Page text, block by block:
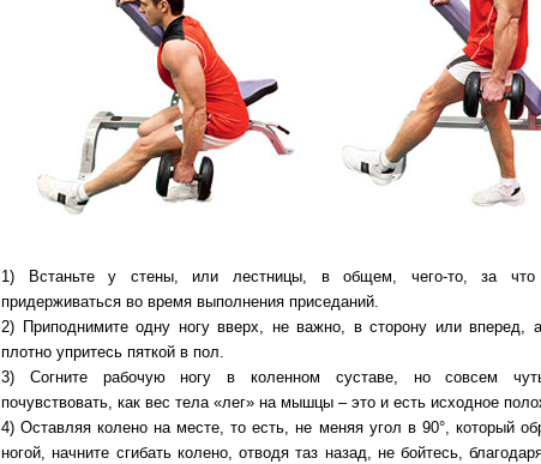
1) Встаньте у стены, или лестницы, в общем, чего-то, за
придерживаться во время выполнения приседаний.
2) Приподнимите одну ногу вверх, не важно, в сторону или вперед,
плотно упритесь пяткой в пол.
3) Согните рабочую ногу в коленном суставе, но совсем
почувствовать, как вес тела «лег» на мышцы – это и есть исходное
4) Оставляя колено на месте, то есть, не меняя угол в 90°, который
ногой, начните сгибать колено, отводя таз назад, не бойтесь,